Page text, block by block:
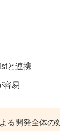
と連携
容易
る開発全体の